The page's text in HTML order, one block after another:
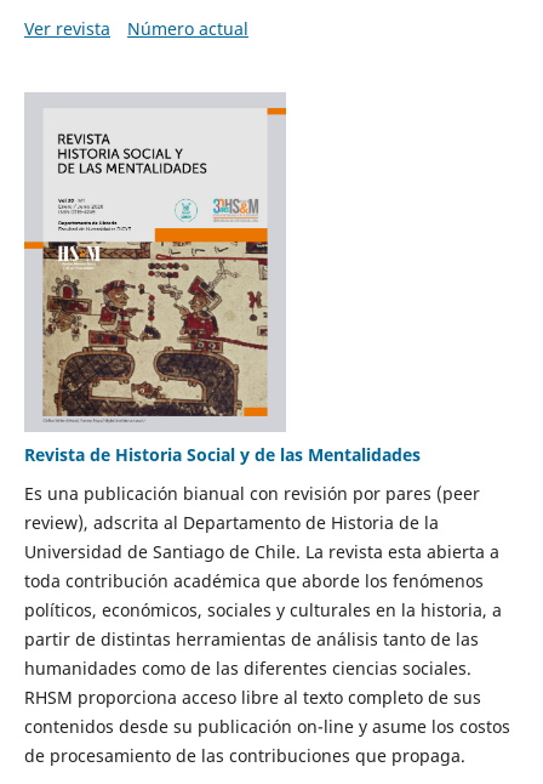
Ver revista
Número actual
Revista de Historia Social y de las Mentalidades
Es una publicación bianual con revisión por pares (peer
review), adscrita al Departamento de Historia de la
Universidad de Santiago de Chile. La revista esta abierta a
toda contribución académica que aborde los fenómenos
políticos, económicos, sociales y culturales en la historia, a
partir de distintas herramientas de análisis tanto de las
humanidades como de las diferentes ciencias sociales.
RHSM proporciona acceso libre al texto completo de sus
contenidos desde su publicación on-line y asume los costos
de procesamiento de las contribuciones que propaga.